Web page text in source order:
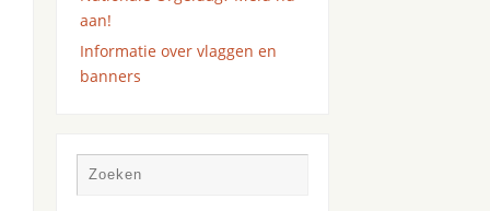
aan!
Informatie over vlaggen en
banners